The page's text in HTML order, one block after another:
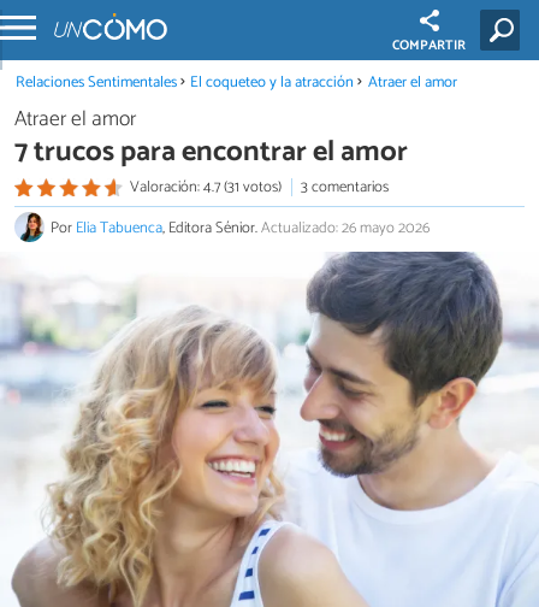
COMPARTIR
Relaciones Sentimentales El coqueteo y la atracción Atraer el amor
Atraer el amor
7 trucos para encontrar el amor
Valoración: 4.7 (31 votos)
3 comentarios
PorElia Tabuenca, Editora Sénior.Actualizado: 26 mayo 2026